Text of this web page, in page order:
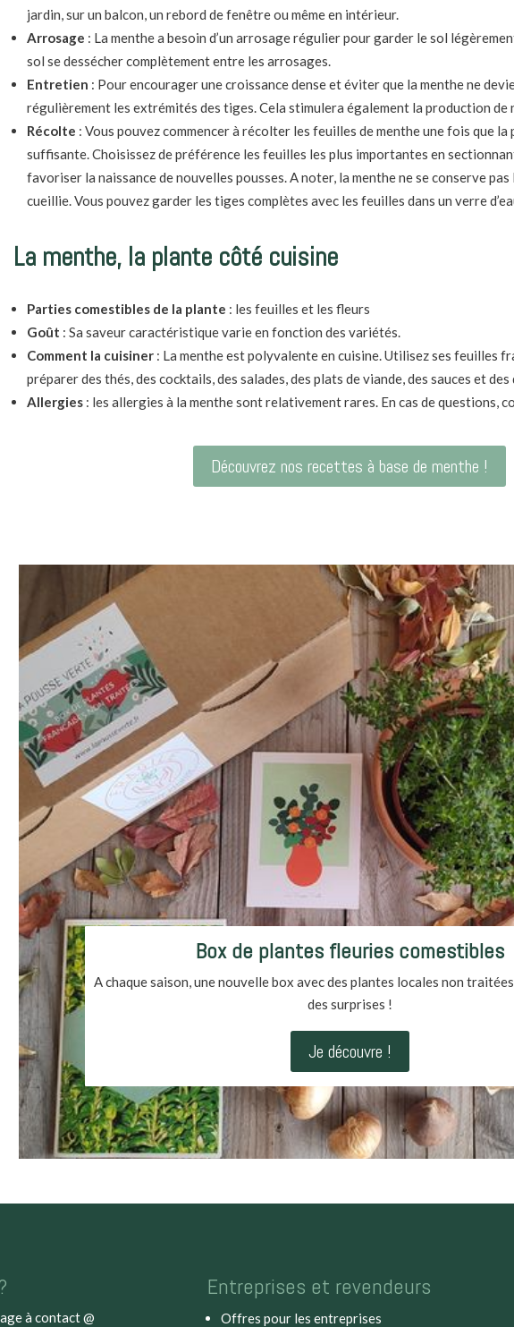
jardin, sur un balcon, un rebord de fenêtre ou même en intérieur.
Arrosage : La menthe a besoin d’un arrosage régulier pour garder le sol
sol se dessécher complètement entre les arrosages.
Entretien : Pour encourager une croissance dense et éviter que la menthe ne
régulièrement les extrémités des tiges. Cela stimulera également la production de
Récolte : Vous pouvez commencer à récolter les feuilles de menthe une fois que
suffisante. Choisissez de préférence les feuilles les plus importantes en
favoriser la naissance de nouvelles pousses. A noter, la menthe ne se conserve
cueillie. Vous pouvez garder les tiges complètes avec les feuilles dans un verre
La menthe, la plante côté cuisine
Parties comestibles de la plante : les feuilles et les fleurs
Goût : Sa saveur caractéristique varie en fonction des variétés.
Comment la cuisiner : La menthe est polyvalente en cuisine. Utilisez ses feuilles
préparer des thés, des cocktails, des salades, des plats de viande, des sauces et des
Allergies : les allergies à la menthe sont relativement rares. En cas de questions,
Découvrez nos recettes à base de menthe !
Box de plantes fleuries comestibles
A chaque saison, une nouvelle box avec des plantes locales non
des surprises !
Je découvre !
à contact @
Entreprises et revendeurs
Offres pour les entreprises